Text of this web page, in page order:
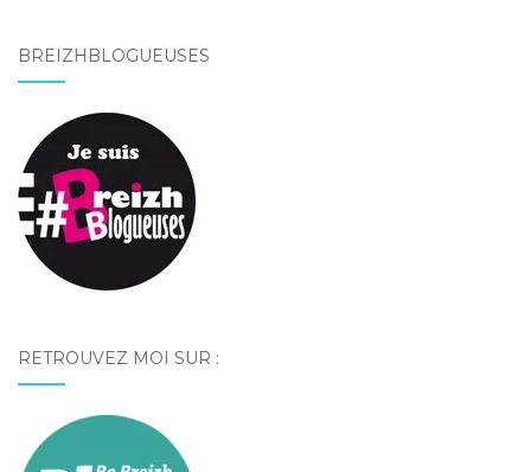
BREIZHBLOGUEUSES
RETROUVEZ MOI SUR :